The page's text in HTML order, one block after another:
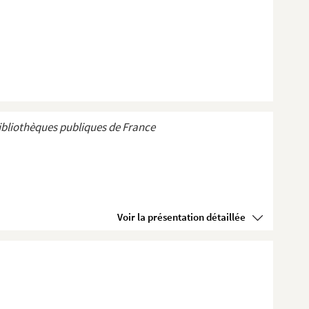
publiques de France
Voir la présentation détaillée